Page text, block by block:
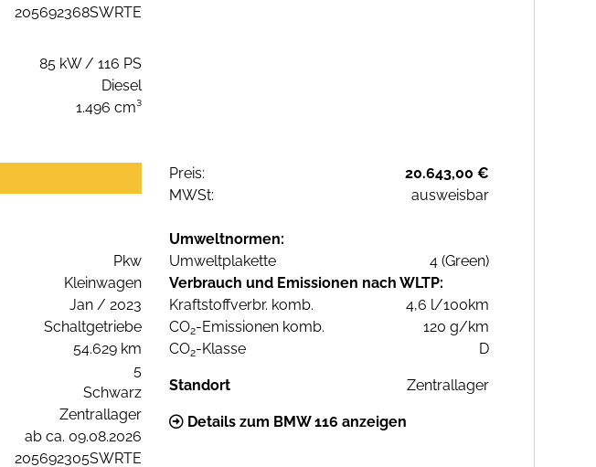
205692368SWRTE
85 kW / 116 PS
Diesel
1.496 cm³
Preis:
20.643,00 €
MWSt:
ausweisbar
Pkw
Kleinwagen
Jan / 2023
Schaltgetriebe
54.629 km
5
Schwarz
Zentrallager
ab ca. 09.08.2026
205692305SWRTE
Umweltnormen:
Umweltplakette
4 (Green)
Verbrauch und Emissionen nach WLTP:
Kraftstoffverbr. komb.
4,6 l/100km
CO2-Emissionen komb.
120 g/km
CO2-Klasse D
Standort Zentrallager
Details zum BMW 116 anzeigen